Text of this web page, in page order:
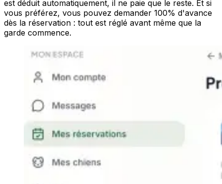
est déduit automatiquement, il ne paie que le reste. Et si
vous préférez, vous pouvez demander 100% d'avance
dès la réservation : tout est réglé avant même que la
garde commence.